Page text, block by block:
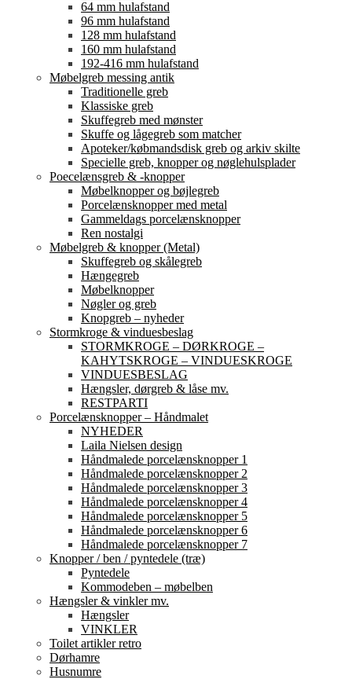
64 mm hulafstand
96 mm hulafstand
128 mm hulafstand
160 mm hulafstand
192-416 mm hulafstand
Møbelgreb messing antik
Traditionelle greb
Klassiske greb
Skuffegreb med mønster
Skuffe og lågegreb som matcher
Apoteker/købmandsdisk greb og arkiv skilte
Specielle greb, knopper og nøglehulsplader
Poecelænsgreb & -knopper
Møbelknopper og bøjlegreb
Porcelænsknopper med metal
Gammeldags porcelænsknopper
Ren nostalgi
Møbelgreb & knopper (Metal)
Skuffegreb og skålegreb
Hængegreb
Møbelknopper
Nøgler og greb
Knopgreb – nyheder
Stormkroge & vinduesbeslag
STORMKROGE – DØRKROGE –
KAHYTSKROGE – VINDUESKROGE
VINDUESBESLAG
Hængsler, dørgreb & låse mv.
RESTPARTI
Porcelænsknopper – Håndmalet
NYHEDER
Laila Nielsen design
Håndmalede porcelænsknopper 1
Håndmalede porcelænsknopper 2
Håndmalede porcelænsknopper 3
Håndmalede porcelænsknopper 4
Håndmalede porcelænsknopper 5
Håndmalede porcelænsknopper 6
Håndmalede porcelænsknopper 7
Knopper / ben / pyntedele (træ)
Pyntedele
Kommodeben – møbelben
Hængsler & vinkler mv.
Hængsler
VINKLER
Toilet artikler retro
Dørhamre
Husnumre